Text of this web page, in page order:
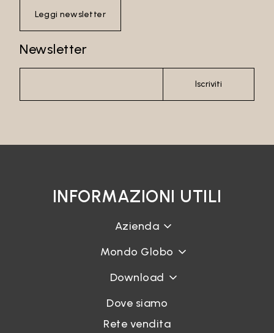
Leggi newsletter
Newsletter
Iscriviti
INFORMAZIONI UTILI
Azienda
Mondo Globo
Download
Dove siamo
Rete vendita